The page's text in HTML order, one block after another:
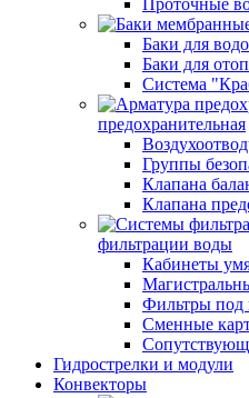
Проточные
Баки для
Баки для
Система
предохранительная
Группы
Клапана
Клапана
фильтрации воды
Кабинеты
Фильтры под
Сменные
Гидрострелки и модули
Конвекторы